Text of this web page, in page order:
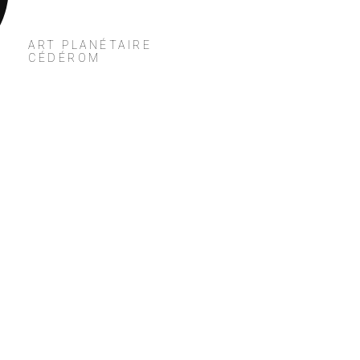
ART PLANÉTAIRE
CÉDÉROM